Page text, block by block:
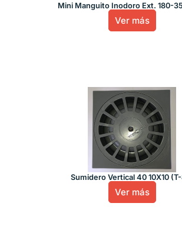
Mini Manguito Inodoro Ext. 180-
Ver más
Sumidero Vertical 40 10X10
Ver más